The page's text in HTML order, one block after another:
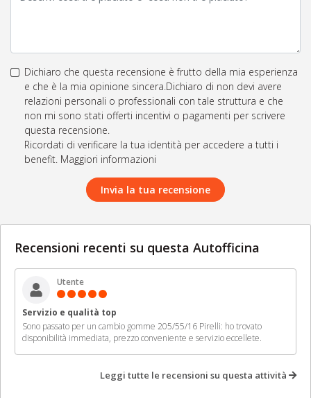
Dichiaro che questa recensione è frutto della mia esperienza
e che è la mia opinione sincera.Dichiaro di non devi avere
relazioni personali o professionali con tale struttura e che
non mi sono stati offerti incentivi o pagamenti per scrivere
questa recensione.
Ricordati di verificare la tua identità per accedere a tutti i
benefit. Maggiori informazioni
Invia la tua recensione
Recensioni recenti su questa Autofficina
Utente
Servizio e qualità top
Sono passato per un cambio gomme 205/55/16 Pirelli: ho trovato
disponibilità immediata, prezzo conveniente e servizio eccellete.
Leggi tutte le recensioni su questa attività